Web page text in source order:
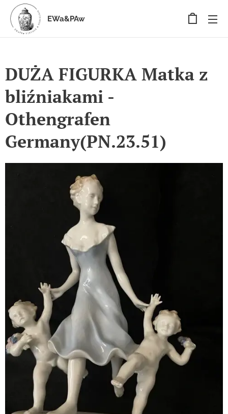
EWa&PAw
DUŻA FIGURKA Matka z
bliźniakami -
Othengrafen
Germany(PN.23.51)